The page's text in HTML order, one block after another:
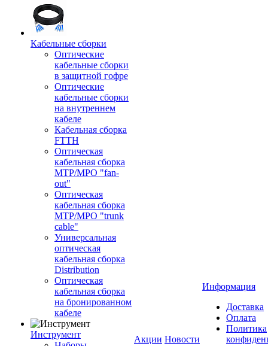
Кабельные сборки
Оптические
кабельные сборки
в защитной гофре
Оптические
кабельные сборки
на внутреннем
кабеле
Кабельная сборка
FTTH
Оптическая
кабельная сборка
MTP/MPO "fan-
out"
Оптическая
кабельная сборка
MTP/MPO "trunk
cable"
Универсальная
оптическая
кабельная сборка
Distribution
Оптическая
кабельная сборка
на бронированном
кабеле
Инструмент
Акции Новости
Информация
Доставка
Оплата
Политика